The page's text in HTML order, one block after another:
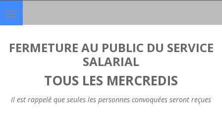
Toggle
navigation
FERMETURE AU PUBLIC DU SERVICE
SALARIAL
TOUS LES MERCREDIS
Il est rappelé que seules les personnes convoquées seront reçues